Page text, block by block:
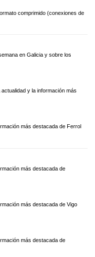
comprimido (conexiones de
en Galicia y sobre los
y la información más
más destacada de Ferrol
más destacada de
más destacada de Vigo
más destacada de